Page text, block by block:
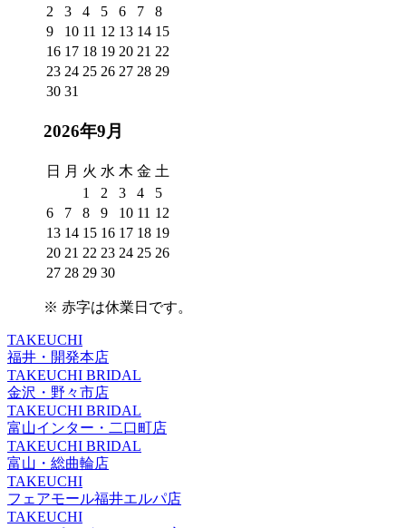
2
3 4 5 6 7
8
9
10 11 12 13 14 15
16 17 18 19 20 21 22
23 24 25 26 27 28 29
30 31
2026年9月
日 月 火 水 木 金 土
1
2 3 4
5
6
7 8 9 10 11 12
13 14 15 16 17 18 19
20 21 22 23 24 25 26
27 28 29 30
※ 赤字は休業日 です。
TAKEUCHI
福井・開発本店
TAKEUCHI BRIDAL
金沢・野々市店
TAKEUCHI BRIDAL
富山インター・二口町店
TAKEUCHI BRIDAL
富山・総曲輪店
TAKEUCHI
フェアモール福井エルパ店
TAKEUCHI